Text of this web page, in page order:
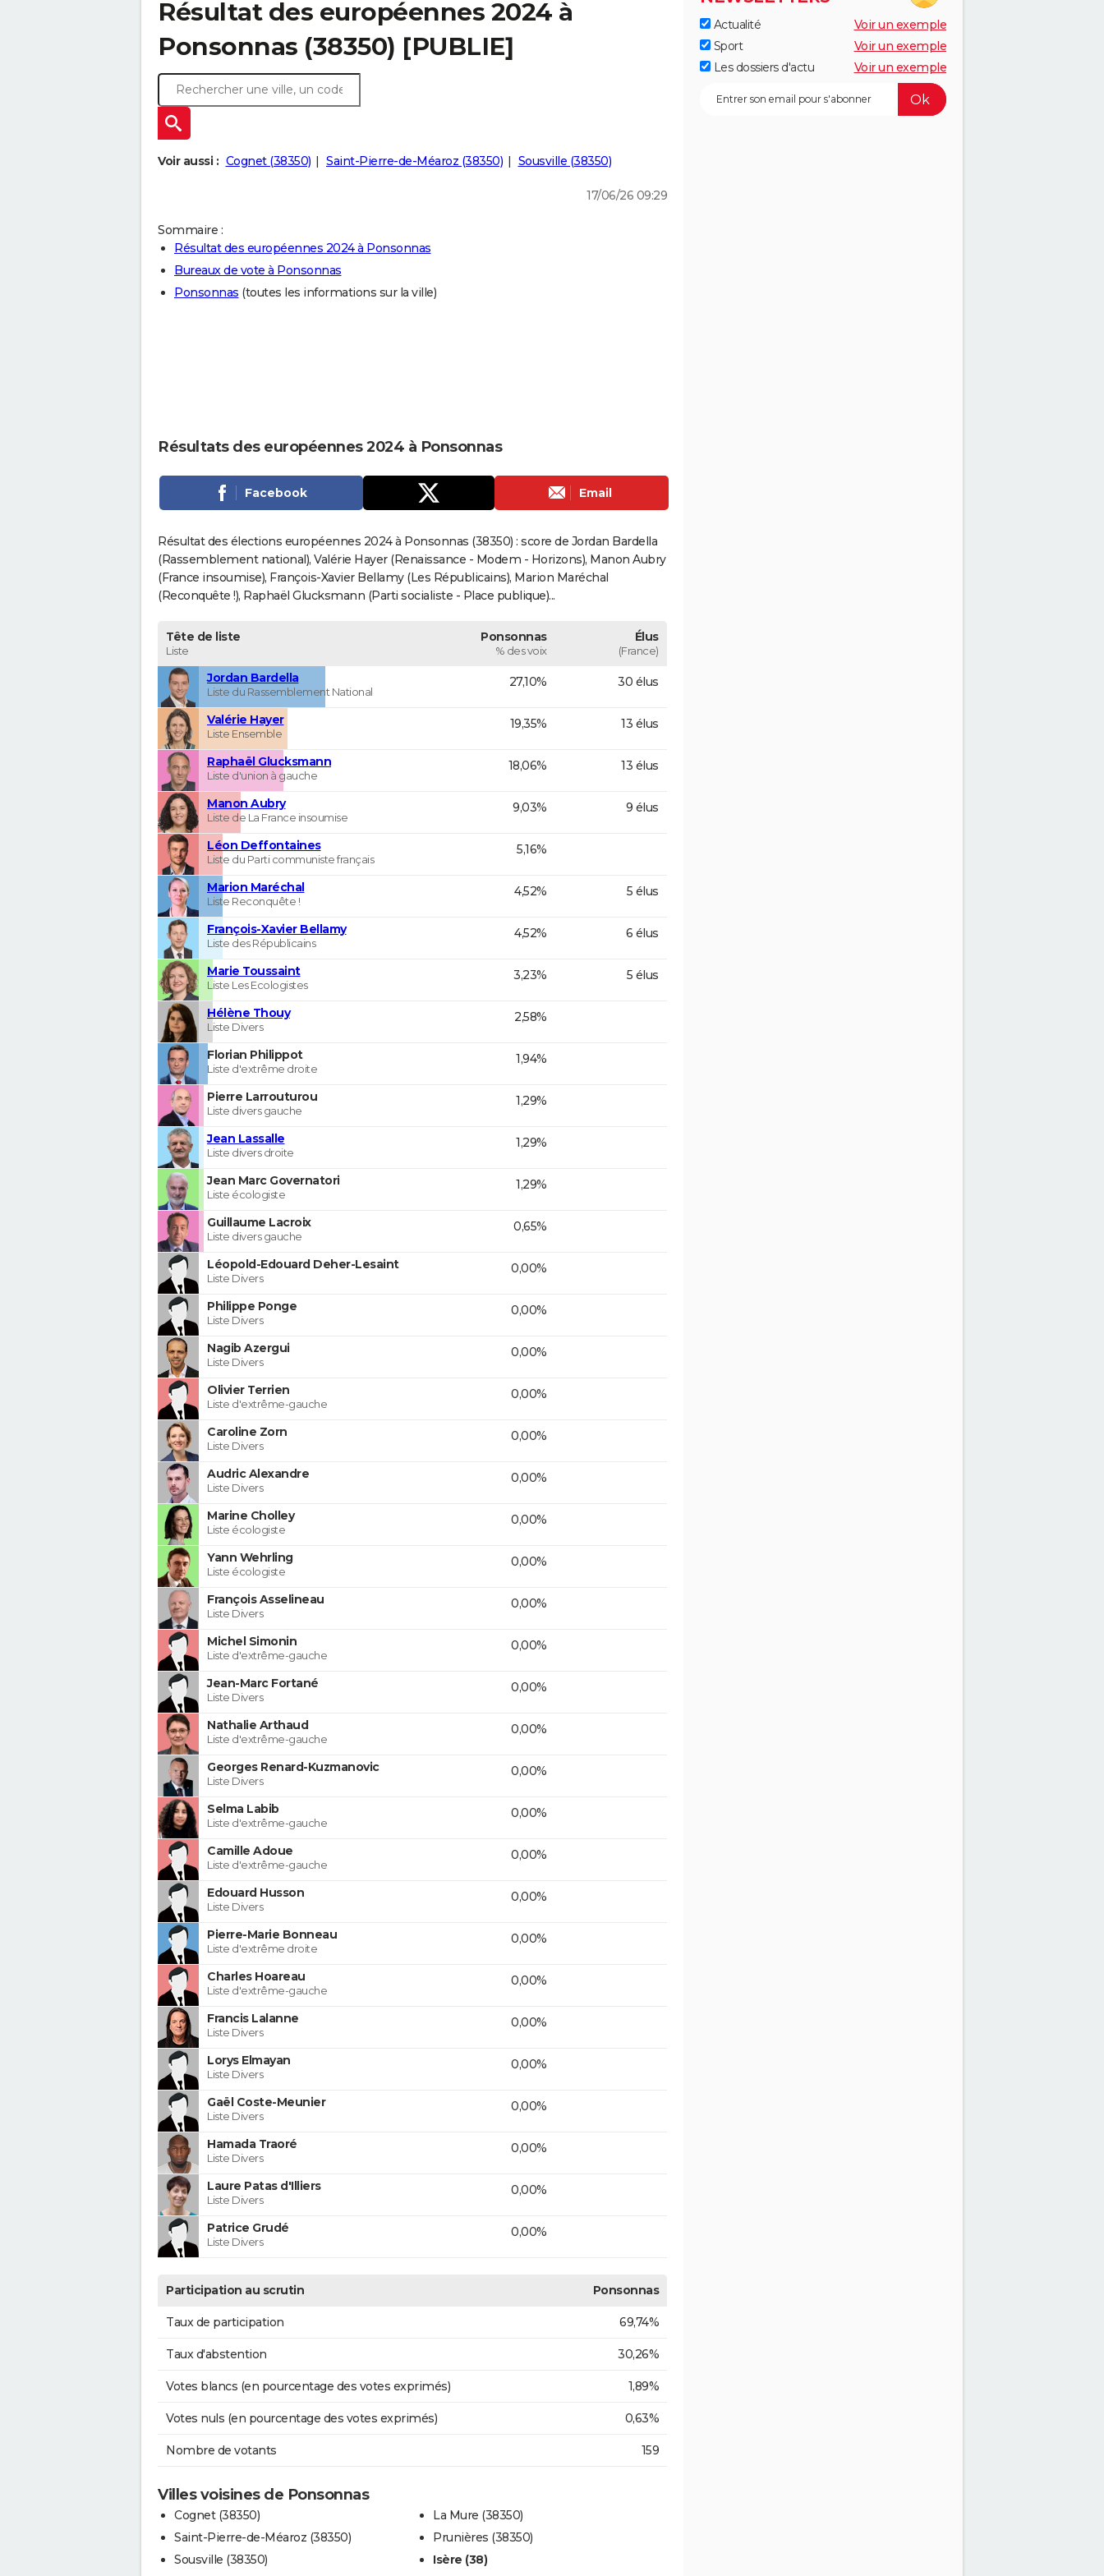
Résultat des européennes 2024 à
Ponsonnas (38350) [PUBLIE]
Voir aussi : Cognet (38350) Saint-Pierre-de-Méaroz (38350) Sousville (38350)
17/06/26 09:29
Sommaire :
Résultat des européennes 2024 à Ponsonnas
Bureaux de vote à Ponsonnas
Ponsonnas (toutes les informations sur la ville)
Résultats des européennes 2024 à Ponsonnas
Facebook Email
Résultat des élections européennes 2024 à Ponsonnas (38350) : score de Jordan Bardella
(Rassemblement national), Valérie Hayer (Renaissance - Modem - Horizons), Manon Aubry
(France insoumise), François-Xavier Bellamy (Les Républicains), Marion Maréchal
(Reconquête !), Raphaël Glucksmann (Parti socialiste - Place publique)...
Tête de liste
Liste
Ponsonnas
% des voix
Élus
(France)
Jordan Bardella
Liste du Rassemblement National
27,10% 30 élus
Valérie Hayer
Liste Ensemble
19,35% 13 élus
Raphaël Glucksmann
Liste d'union à gauche
18,06% 13 élus
Manon Aubry
Liste de La France insoumise
9,03% 9 élus
Léon Deffontaines
Liste du Parti communiste français
5,16%
Marion Maréchal
Liste Reconquête !
4,52% 5 élus
François-Xavier Bellamy
Liste des Républicains
4,52% 6 élus
Marie Toussaint
Liste Les Ecologistes
3,23% 5 élus
Hélène Thouy
Liste Divers
2,58%
Florian Philippot
Liste d'extrême droite
1,94%
Pierre Larrouturou
Liste divers gauche
1,29%
Jean Lassalle
Liste divers droite
1,29%
Jean Marc Governatori
Liste écologiste
1,29%
Guillaume Lacroix
Liste divers gauche
0,65%
Léopold-Edouard Deher-Lesaint
Liste Divers
0,00%
Philippe Ponge
Liste Divers
0,00%
Nagib Azergui
Liste Divers
0,00%
Olivier Terrien
Liste d'extrême-gauche
0,00%
Caroline Zorn
Liste Divers
0,00%
Audric Alexandre
Liste Divers
0,00%
Marine Cholley
Liste écologiste
0,00%
Yann Wehrling
Liste écologiste
0,00%
François Asselineau
Liste Divers
0,00%
Michel Simonin
Liste d'extrême-gauche
0,00%
Jean-Marc Fortané
Liste Divers
0,00%
Nathalie Arthaud
Liste d'extrême-gauche
0,00%
Georges Renard-Kuzmanovic
Liste Divers
0,00%
Selma Labib
Liste d'extrême-gauche
0,00%
Camille Adoue
Liste d'extrême-gauche
0,00%
Edouard Husson
Liste Divers
0,00%
Pierre-Marie Bonneau
Liste d'extrême droite
0,00%
Charles Hoareau
Liste d'extrême-gauche
0,00%
Francis Lalanne
Liste Divers
0,00%
Lorys Elmayan
Liste Divers
0,00%
Gaël Coste-Meunier
Liste Divers
0,00%
Hamada Traoré
Liste Divers
0,00%
Laure Patas d'Illiers
Liste Divers
0,00%
Patrice Grudé
Liste Divers
0,00%
Participation au scrutin Ponsonnas
Taux de participation 69,74%
Taux d'abstention 30,26%
Votes blancs (en pourcentage des votes exprimés) 1,89%
Votes nuls (en pourcentage des votes exprimés) 0,63%
Nombre de votants 159
Villes voisines de Ponsonnas
Cognet (38350)
Saint-Pierre-de-Méaroz (38350)
Sousville (38350)
La Mure (38350)
Prunières (38350)
Isère (38)
Actualité
Voir un exemple
Sport
Voir un exemple
Les dossiers d'actu
Voir un exemple